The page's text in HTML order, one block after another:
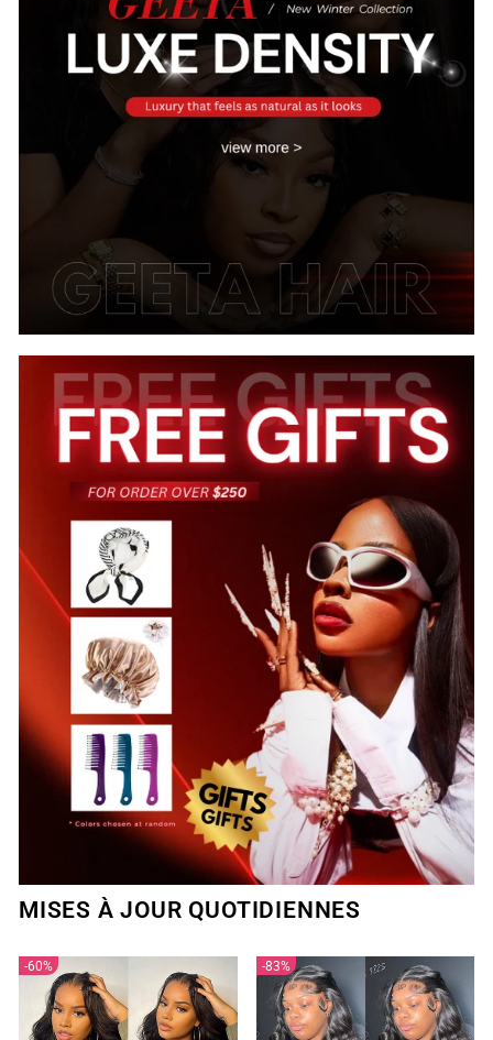
MISES À JOUR QUOTIDIENNES
60% 83%